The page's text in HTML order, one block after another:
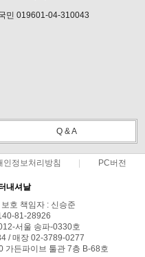
민 019601-04-310043
Q & A
인정보처리방침 PC버전
내셔날
호 책임자 : 신승준
81-28926
서울 송파-0330호
/ 매장 02-3789-0277
가든파이브 툴관 7층 B-68호